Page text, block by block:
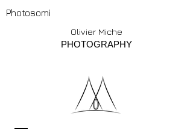
Photosomi
Olivier Miche
PHOTOGRAPHY